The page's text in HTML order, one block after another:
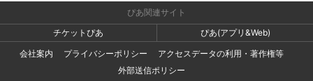
ぴあ関連サイト
チケットぴあ
ぴあ(アプリ&Web)
会社案内
プライバシーポリシー
アクセスデータの利用・著作権等
外部送信ポリシー